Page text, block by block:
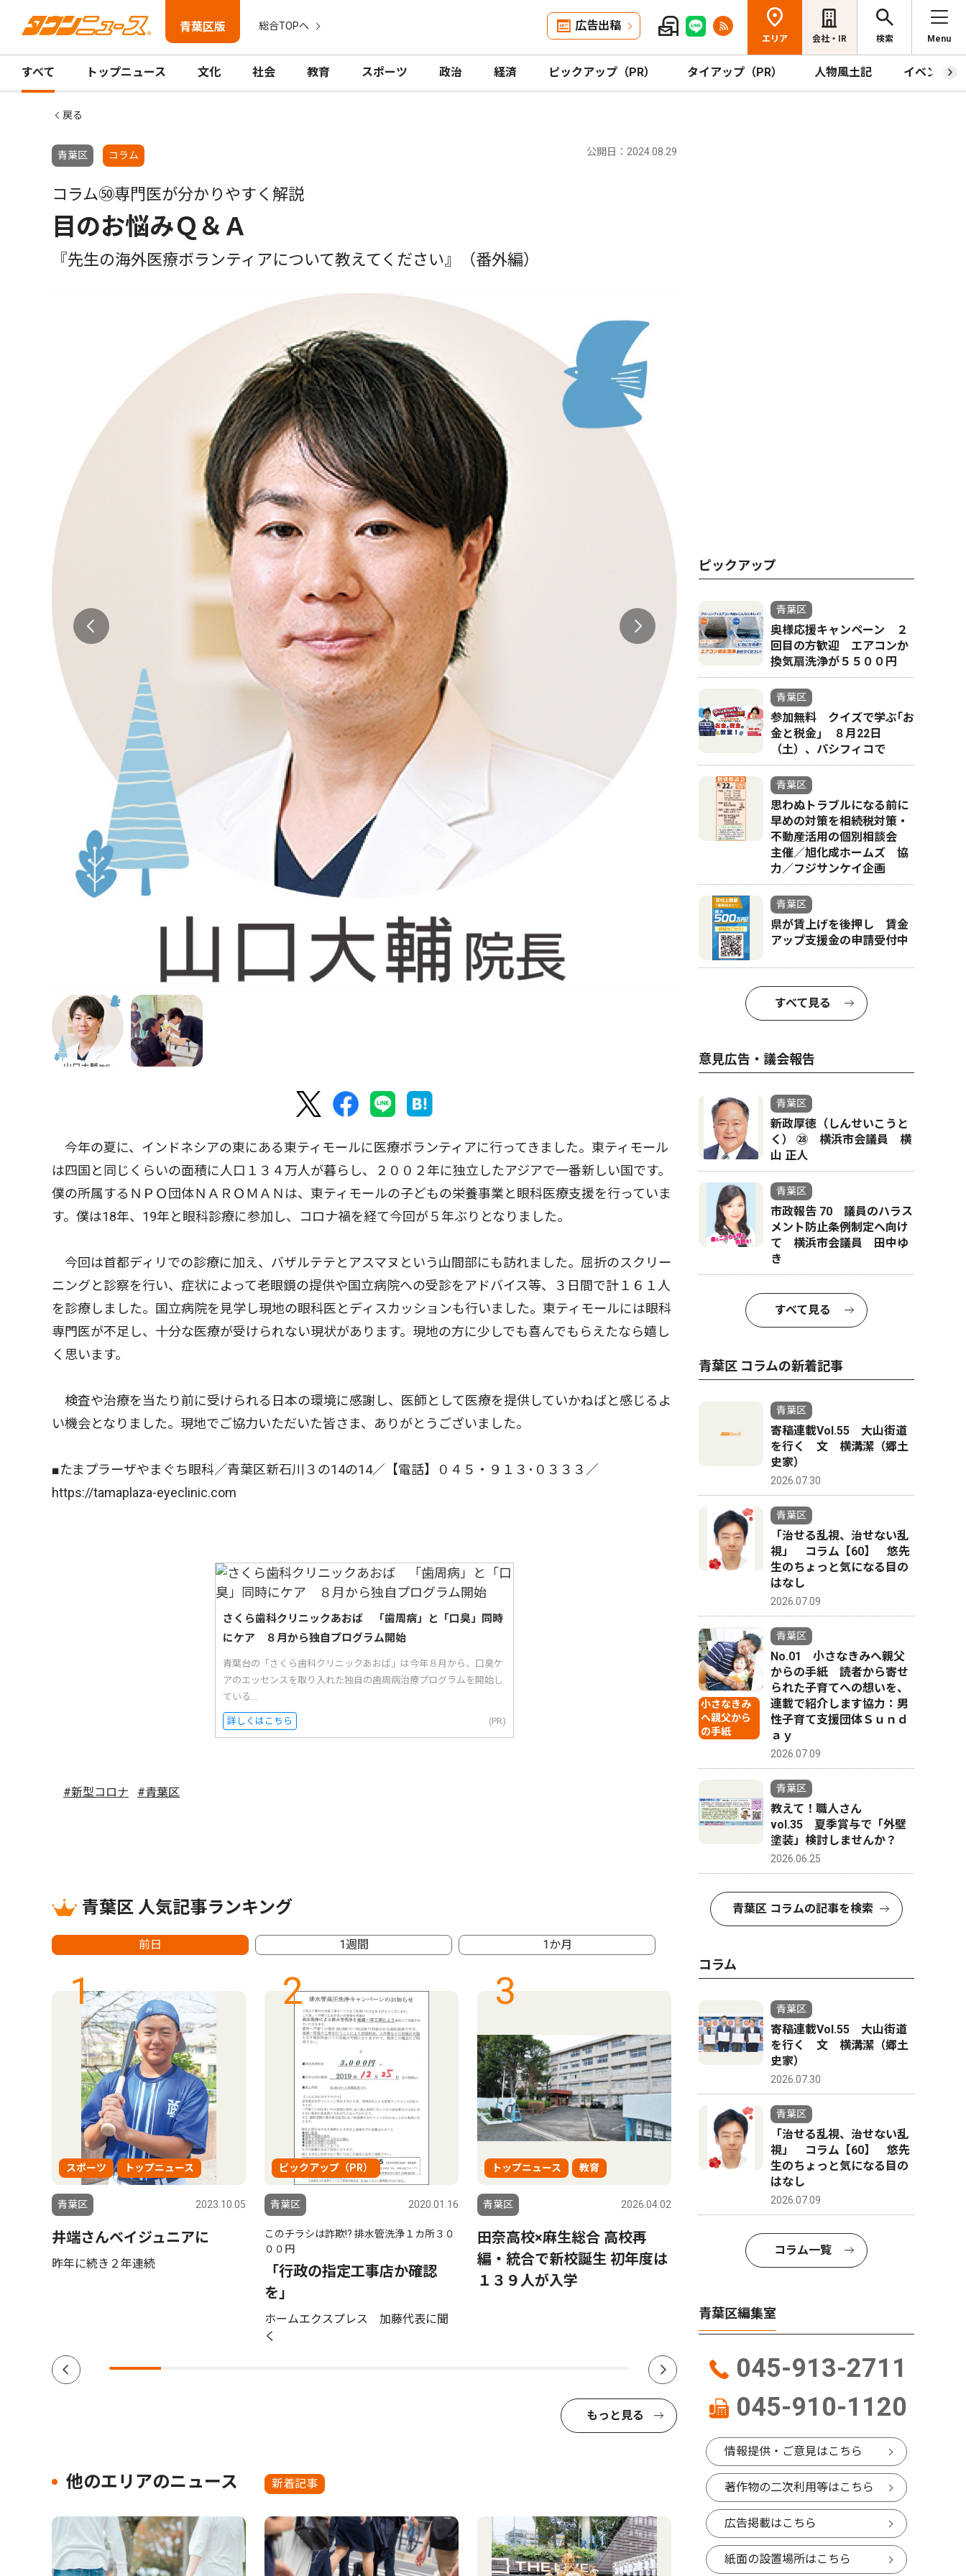
青葉区版 総合TOPへ 広告出稿
エリア 会社・IR 検索 Menu
すべて トップニュース 文化 社会 教育 スポーツ 政治 経済 ピックアップ（PR） タイアップ（PR） 人物風土記 イベント
戻る
青葉区 コラム 公開日：2024.08.29
コラム㊿専門医が分かりやすく解説
目のお悩みＱ＆Ａ
『先生の海外医療ボランティアについて教えてください』（番外編）
今年の夏に、インドネシアの東にある東ティモールに医療ボランティアに行ってきました。東ティモール
は四国と同じくらいの面積に人口１３４万人が暮らし、２００２年に独立したアジアで一番新しい国です。
僕の所属するＮＰＯ団体ＮＡＲＯＭＡＮは、東ティモールの子どもの栄養事業と眼科医療支援を行っていま
す。僕は18年、19年と眼科診療に参加し、コロナ禍を経て今回が５年ぶりとなりました。
今回は首都ディリでの診療に加え、バザルテテとアスマヌという山間部にも訪れました。屈折のスクリー
ニングと診察を行い、症状によって老眼鏡の提供や国立病院への受診をアドバイス等、３日間で計１６１人
を診療しました。国立病院を見学し現地の眼科医とディスカッションも行いました。東ティモールには眼科
専門医が不足し、十分な医療が受けられない現状があります。現地の方に少しでも喜んでもらえたなら嬉し
く思います。
検査や治療を当たり前に受けられる日本の環境に感謝し、医師として医療を提供していかねばと感じるよ
い機会となりました。現地でご協力いただいた皆さま、ありがとうございました。
■たまプラーザやまぐち眼科／青葉区新石川３の14の14／【電話】０４５・９１３･０３３３／
https://tamaplaza-eyeclinic.com
さくら歯科クリニックあおば 「歯周病」と「口臭」同時
にケア ８月から独自プログラム開始
青葉台の「さくら歯科クリニックあおば」は今年８月から、口臭ケ
アのエッセンスを取り入れた独自の歯周病治療プログラムを開始し
ている...
詳しくはこちら (PR)
#新型コロナ #青葉区
青葉区 人気記事ランキング
前日 1週間 1か月
1
スポーツ トップニュース
青葉区 2023.10.05
井端さんベイジュニアに
昨年に続き２年連続
2
ピックアップ（PR）
青葉区 2020.01.16
このチラシは詐欺!? 排水管洗浄１カ所３０
００円
「行政の指定工事店か確認
を」
ホームエクスプレス 加藤代表に聞
く
3
トップニュース 教育
青葉区 2026.04.02
田奈高校×麻生総合 高校再
編・統合で新校誕生 初年度は
１３９人が入学
4
人物風土記
5月1日から7日までナミビアで行われたサ
ハラレースで優勝した
飯野 航さん
もっと見る
他のエリアのニュース 新着記事
ピックアップ
青葉区
奥様応援キャンペーン ２
回目の方歓迎 エアコンか
換気扇洗浄が５５００円
青葉区
参加無料 クイズで学ぶ｢お
金と税金｣ ８月22日
（土）、パシフィコで
青葉区
思わぬトラブルになる前に
早めの対策を相続税対策・
不動産活用の個別相談会
主催／旭化成ホームズ 協
力／フジサンケイ企画
青葉区
県が賃上げを後押し 賃金
アップ支援金の申請受付中
すべて見る
意見広告・議会報告
青葉区
新政厚徳（しんせいこうと
く） ㉘ 横浜市会議員 横
山 正人
青葉区
市政報告 70 議員のハラス
メント防止条例制定へ向け
て 横浜市会議員 田中ゆ
き
すべて見る
青葉区 コラムの新着記事
青葉区
寄稿連載Vol.55 大山街道
を行く 文 横溝潔（郷土
史家）
2026.07.30
青葉区
「治せる乱視、治せない乱
視」 コラム【60】 悠先
生のちょっと気になる目の
はなし
2026.07.09
小さなきみ
へ親父から
の手紙
青葉区
No.01 小さなきみへ親父
からの手紙 読者から寄せ
られた子育てへの想いを、
連載で紹介します協力：男
性子育て支援団体Ｓｕｎｄ
ａｙ
2026.07.09
青葉区
教えて！職人さん
vol.35 夏季賞与で「外壁
塗装」検討しませんか？
2026.06.25
青葉区 コラムの記事を検索
コラム
青葉区
寄稿連載Vol.55 大山街道
を行く 文 横溝潔（郷土
史家）
2026.07.30
青葉区
「治せる乱視、治せない乱
視」 コラム【60】 悠先
生のちょっと気になる目の
はなし
2026.07.09
コラム一覧
青葉区編集室
045-913-2711
045-910-1120
情報提供・ご意見はこちら
著作物の二次利用等はこちら
広告掲載はこちら
紙面の設置場所はこちら